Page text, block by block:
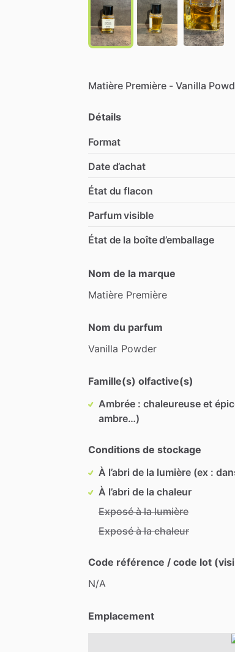
Matière Première - Vanilla
Détails
Format
Date d’achat
État du flacon
Parfum visible
État de la boîte d’emballage
Nom de la marque
Matière Première
Nom du parfum
Vanilla Powder
Famille(s) olfactive(s)
Ambrée : chaleureuse et
ambre…)
Conditions de stockage
À l’abri de la lumière (ex :
À l’abri de la chaleur
Exposé à la lumière
Exposé à la chaleur
Code référence / code lot
N​/​A
Emplacement